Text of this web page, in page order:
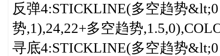
反弹4:STICKLINE(多空趋势
势,1),24,22+多空趋势
寻底4:STICKLINE(多空趋势